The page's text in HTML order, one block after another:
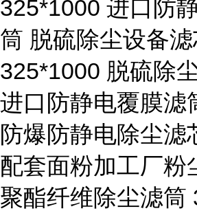
325*1000 进口防
筒 脱硫除尘设备
325*1000 脱硫除
进口防静电覆膜滤
防爆防静电除尘滤
配套面粉加工厂粉
聚酯纤维除尘滤筒